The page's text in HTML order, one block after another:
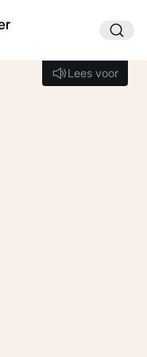
Lees voor
Lees voor